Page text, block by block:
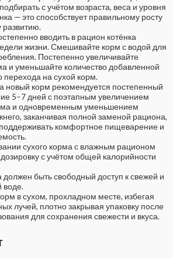
с учётом возраста, веса и уровня
— это способствует правильному росту
вводить в рацион котёнка
жизни. Смешивайте корм с водой для
Постепенно увеличивайте
и уменьшайте количество добавленной
перехода на сухой корм.
новый корм рекомендуется постепенный
5–7 дней с поэтапным увеличением
и одновременным уменьшением
заканчивая полной заменой рациона,
комфортное пищеварение и
сухого корма с влажным рационом
с учётом общей калорийности
должен быть свободный доступ к свежей и
воде.
в сухом, прохладном месте, избегая
лучей, плотно закрывая упаковку после
для сохранения свежести и вкуса.